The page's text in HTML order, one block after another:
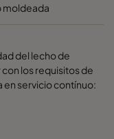
moldeada
del lecho de
los requisitos de
en servicio contínuo: